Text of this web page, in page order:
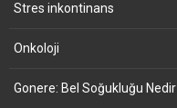
Stres inkontinans
Onkoloji
Gonere: Bel Soğukluğu Nedir